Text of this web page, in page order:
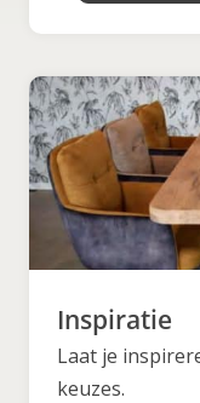
Inspiratie
Laat je
keuzes.